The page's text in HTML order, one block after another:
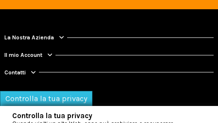
La Nostra Azienda
Il mio Account
Contatti
Controlla la tua privacy
Controlla la tua privacy